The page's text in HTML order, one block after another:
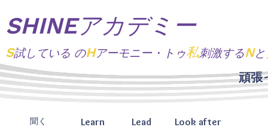
SHINEアカデミー
S試している のHアーモニー・トゥ私刺激するNと
聞く Learn Lead Look after
頑張